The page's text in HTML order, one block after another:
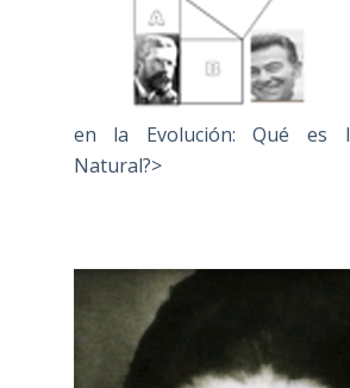
en la Evolución: Qué es
Natural?>